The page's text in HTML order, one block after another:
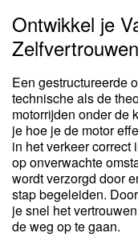
Ontwikkel je
Een gestructureerde
technische als de
motorrijden onder de
je hoe je de motor
in het verkeer correct
op onverwachte
wordt verzorgd door
stap begeleiden.
je snel het
de weg op te gaan.